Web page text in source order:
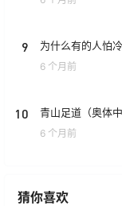
9 为什么有的人怕
6 个月前
10 青山足道（奥体中
6 个月前
猜你喜欢